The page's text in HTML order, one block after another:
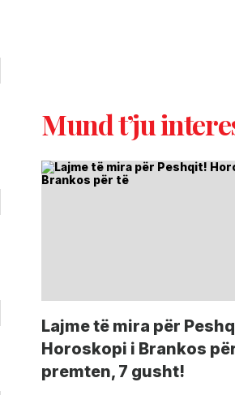
Mund t’ju
Lajme të mira për
Horoskopi i Brankos
premten, 7 gusht!